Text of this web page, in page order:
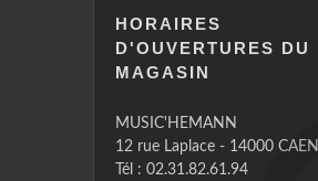
HORAIRES
D'OUVERTURES DU
MAGASIN
MUSIC'HEMANN
12 rue Laplace - 14000 CAEN
Tél : 02.31.82.61.94